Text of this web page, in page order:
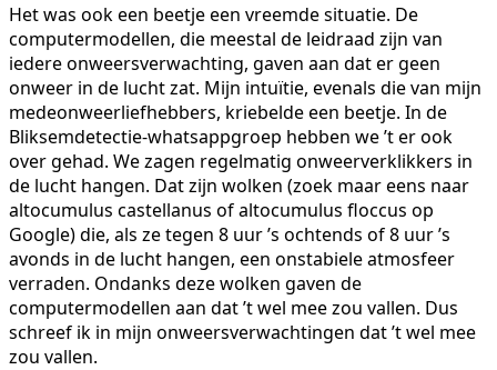
Het was ook een beetje een vreemde situatie. De
computermodellen, die meestal de leidraad zijn van
iedere onweersverwachting, gaven aan dat er geen
onweer in de lucht zat. Mijn intuïtie, evenals die van mijn
medeonweerliefhebbers, kriebelde een beetje. In de
Bliksemdetectie-whatsappgroep hebben we ’t er ook
over gehad. We zagen regelmatig onweerverklikkers in
de lucht hangen. Dat zijn wolken (zoek maar eens naar
altocumulus castellanus of altocumulus floccus op
Google) die, als ze tegen 8 uur ’s ochtends of 8 uur ’s
avonds in de lucht hangen, een onstabiele atmosfeer
verraden. Ondanks deze wolken gaven de
computermodellen aan dat ’t wel mee zou vallen. Dus
schreef ik in mijn onweersverwachtingen dat ’t wel mee
zou vallen.